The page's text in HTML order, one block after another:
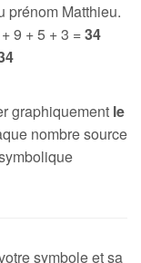
prénom Matthieu.
9 + 5 + 3 =34
graphiquement le
nombre source
symbole et sa